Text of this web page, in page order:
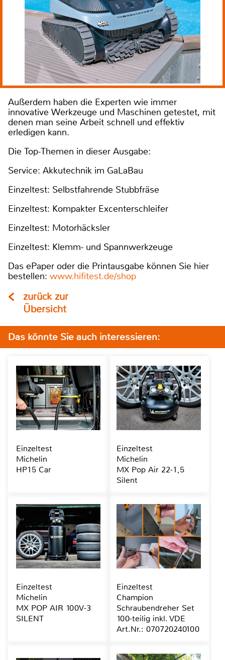
Außerdem haben die Experten wie immer
innovative Werkzeuge und Maschinen getestet, mit
denen man seine Arbeit schnell und effektiv
erledigen kann.
Die Top-Themen in dieser Ausgabe:
Service: Akkutechnik im GaLaBau
Einzeltest: Selbstfahrende Stubbfräse
Einzeltest: Kompakter Excenterschleifer
Einzeltest: Motorhäcksler
Einzeltest: Klemm- und Spannwerkzeuge
Das ePaper oder die Printausgabe können Sie hier
bestellen: www.hifitest.de/shop
zurück zur
Übersicht
Das könnte Sie auch interessieren:
Einzeltest
Michelin
HP15 Car
Einzeltest
Michelin
MX Pop Air 22-1,5
Silent
Einzeltest
Michelin
MX POP AIR 100V-3
SILENT
Einzeltest
Champion
Schraubendreher Set
100-teilig inkl. VDE
Art.Nr.: 070720240100